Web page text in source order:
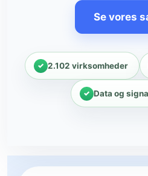
Se vores
2.102 virksomheder
Data og